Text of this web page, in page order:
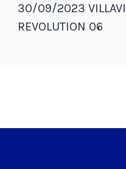
30/09/2023
REVOLUTION 06